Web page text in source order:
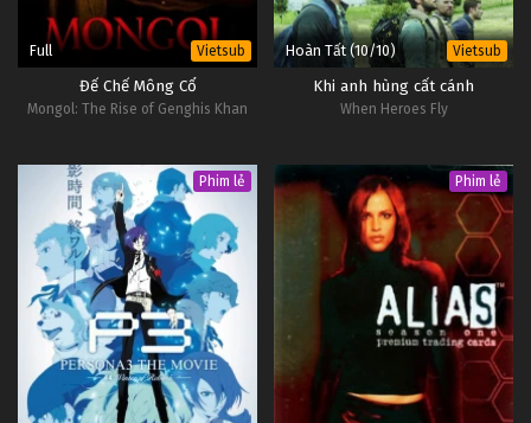
Full Vietsub
Đế Chế Mông Cổ
Mongol: The Rise of Genghis Khan
Hoàn Tất (10/10) Vietsub
Khi anh hùng cất cánh
When Heroes Fly
Phim lẻ Phim lẻ